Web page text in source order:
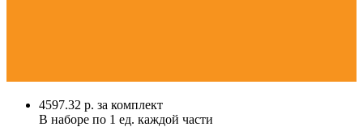
4597.32 р. за комплект
В наборе по 1 ед. каждой части